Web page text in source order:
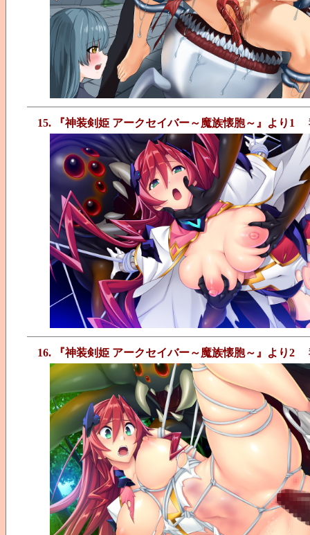
15. 『神装剣姫 アークセイバー～魔族懐胞～』より1
16. 『神装剣姫 アークセイバー～魔族懐胞～』より2